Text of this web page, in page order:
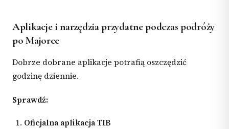
Aplikacje i narzędzia przydatne podczas podróży
po Majorce
Dobrze dobrane aplikacje potrafią oszczędzić
godzinę dziennie.
Sprawdź:
Oficjalna aplikacja TIB